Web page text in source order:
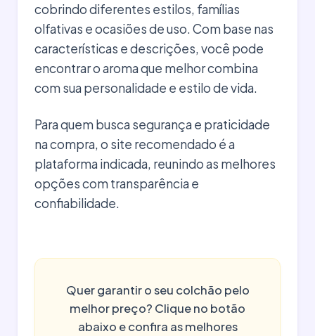
cobrindo diferentes estilos, famílias
olfativas e ocasiões de uso. Com base nas
características e descrições, você pode
encontrar o aroma que melhor combina
com sua personalidade e estilo de vida.
Para quem busca segurança e praticidade
na compra, o site recomendado é a
plataforma indicada, reunindo as melhores
opções com transparência e
confiabilidade.
Quer garantir o seu colchão pelo
melhor preço? Clique no botão
abaixo e confira as melhores